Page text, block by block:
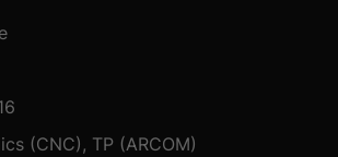
(CNC), TP (ARCOM)